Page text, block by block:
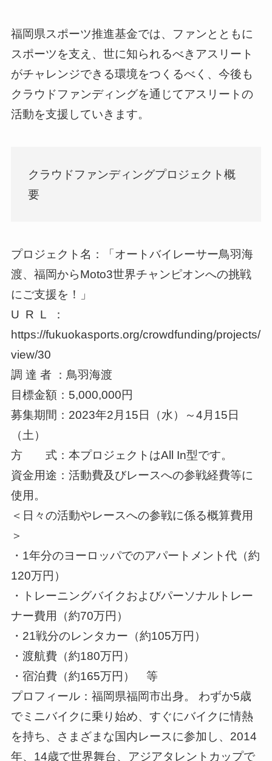
福岡県スポーツ推進基金では、ファンとともに
スポーツを支え、世に知られるべきアスリート
がチャレンジできる環境をつくるべく、今後も
クラウドファンディングを通じてアスリートの
活動を支援していきます。
クラウドファンディングプロジェクト概
要
プロジェクト名：「オートバイレーサー鳥羽海
渡、福岡からMoto3世界チャンピオンへの挑戦
にご支援を！」
U R L ：
https://fukuokasports.org/crowdfunding/projects/
view/30
調 達 者 ：鳥羽海渡
目標金額：5,000,000円
募集期間：2023年2月15日（水）～4月15日
（土）
方 式：本プロジェクトはAll In型です。
資金用途：活動費及びレースへの参戦経費等に
使用。
＜日々の活動やレースへの参戦に係る概算費用
＞
・1年分のヨーロッパでのアパートメント代（約
120万円）
・トレーニングバイクおよびパーソナルトレー
ナー費用（約70万円）
・21戦分のレンタカー（約105万円）
・渡航費（約180万円）
・宿泊費（約165万円） 等
プロフィール：福岡県福岡市出身。 わずか5歳
でミニバイクに乗り始め、すぐにバイクに情熱
を持ち、さまざまな国内レースに参加し、2014
年、14歳で世界舞台、アジアタレントカップで